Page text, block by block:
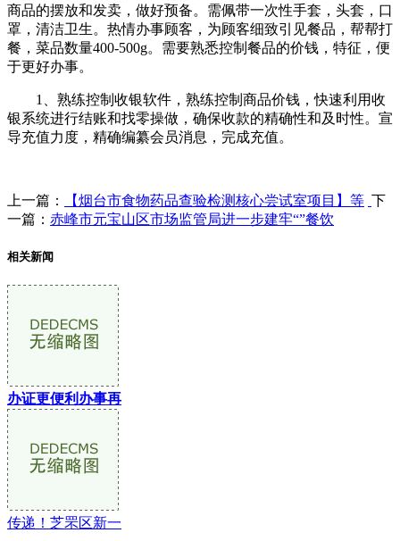
商品的摆放和发卖，做好预备。需佩带一次性手套，头套，口
罩，清洁卫生。热情办事顾客，为顾客细致引见餐品，帮帮打
餐，菜品数量400-500g。需要熟悉控制餐品的价钱，特征，便
于更好办事。
1、熟练控制收银软件，熟练控制商品价钱，快速利用收
银系统进行结账和找零操做，确保收款的精确性和及时性。宣
导充值力度，精确编纂会员消息，完成充值。
上一篇： 【烟台市食物药品查验检测核心尝试室项目】等 下
一篇： 赤峰市元宝山区市场监管局进一步建牢“”餐饮
相关新闻
办证更便利办事再
传递！芝罘区新一